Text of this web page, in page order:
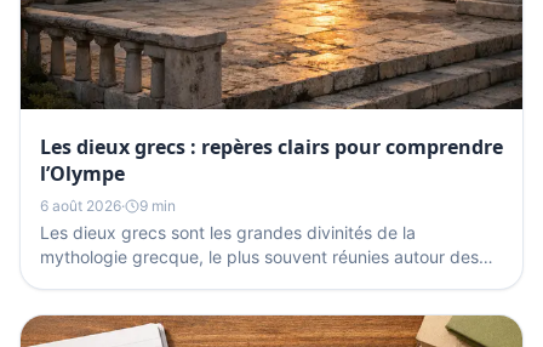
Les dieux grecs : repères clairs pour comprendre
l’Olympe
6 août 2026· 9 min
Les dieux grecs sont les grandes divinités de la
mythologie grecque, le plus souvent réunies autour des